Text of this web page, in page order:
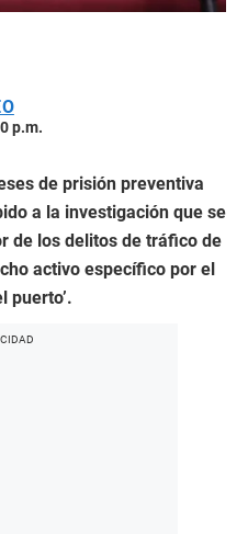
p.m.
de prisión preventiva
a la investigación que se
de los delitos de tráfico de
activo específico por el
puerto’.